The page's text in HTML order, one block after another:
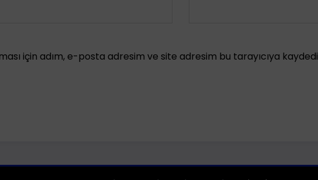
için adım, e-posta adresim ve site adresim bu tarayıcıya